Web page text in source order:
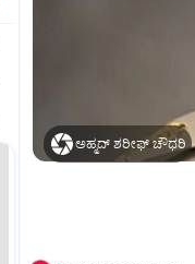
ಅಹ್ಮದ್‌ ಶರೀಫ್ ಚೌಧರಿ